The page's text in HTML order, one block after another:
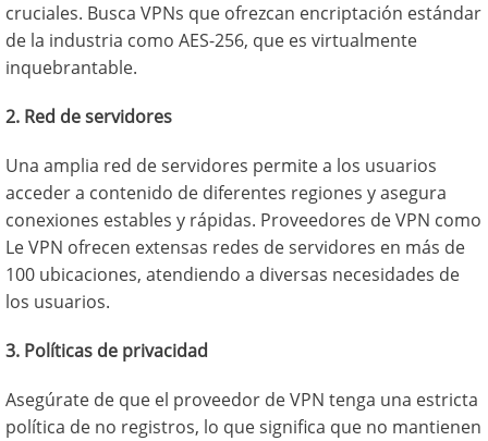
cruciales. Busca VPNs que ofrezcan encriptación estándar
de la industria como AES-256, que es virtualmente
inquebrantable.
2. Red de servidores
Una amplia red de servidores permite a los usuarios
acceder a contenido de diferentes regiones y asegura
conexiones estables y rápidas. Proveedores de VPN como
Le VPN ofrecen extensas redes de servidores en más de
100 ubicaciones, atendiendo a diversas necesidades de
los usuarios.
3. Políticas de privacidad
Asegúrate de que el proveedor de VPN tenga una estricta
política de no registros, lo que significa que no mantienen